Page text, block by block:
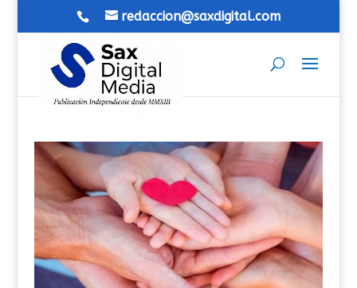
redaccion@saxdigital.com